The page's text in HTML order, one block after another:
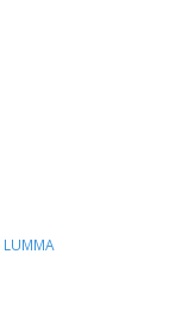
LUMMA